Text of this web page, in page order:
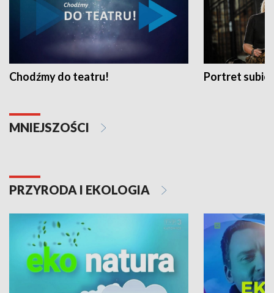
Chodźmy do teatru! Portret
MNIEJSZOŚCI
PRZYRODA I EKOLOGIA